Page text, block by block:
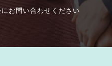
お問い合わせください